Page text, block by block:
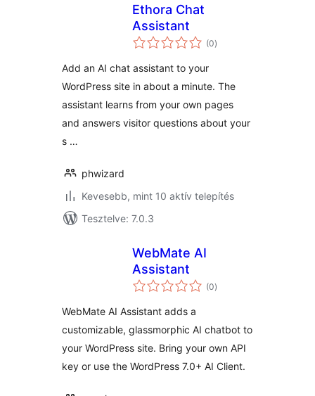
Ethora Chat
Assistant
(0értékelés
összesen
)
Add an AI chat assistant to your
WordPress site in about a minute. The
assistant learns from your own pages
and answers visitor questions about your
s …
phwizard
Kevesebb, mint 10 aktív telepítés
Tesztelve: 7.0.3
WebMate AI
Assistant
(0értékelés
összesen
)
WebMate AI Assistant adds a
customizable, glassmorphic AI chatbot to
your WordPress site. Bring your own API
key or use the WordPress 7.0+ AI Client.